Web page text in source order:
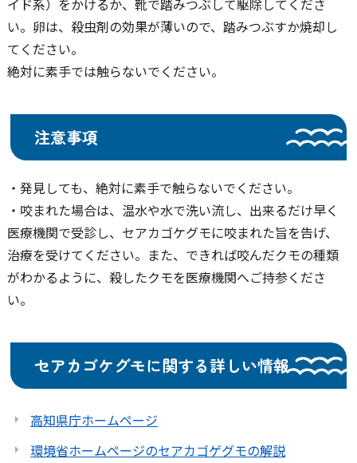
イド系）をかけるか、靴で踏みつぶして駆除してくださ
い。卵は、殺虫剤の効果が薄いので、踏みつぶすか焼却し
てください。
絶対に素手では触らないでください。
注意事項
・発見しても、絶対に素手で触らないでください。
・咬まれた場合は、温水や水で洗い流し、出来るだけ早く
医療機関で受診し、セアカゴケグモに咬まれた旨を告げ、
治療を受けてください。また、できれば咬んだクモの種類
がわかるように、殺したクモを医療機関へご持参くださ
い。
セアカゴケグモに関する詳しい情報
高知県庁ホームページ
環境省ホームページのセアカゴゲグモの解説